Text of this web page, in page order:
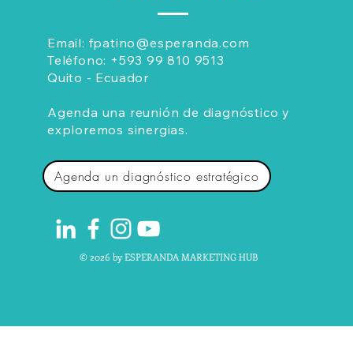
Email: fpatino@esperanda.com
Teléfono: +593 99 810 9513
Quito - Ecuador
Agenda una reunión de diagnóstico y
exploremos sinergias.
Agenda un diagnóstico estratégico
© 2026 by ESPERANDA MARKETING HUB